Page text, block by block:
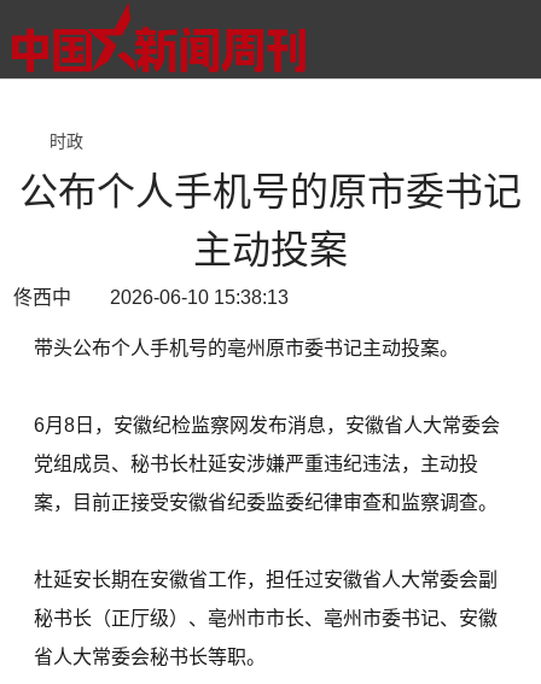
时政
公布个人手机号的原市委书记
主动投案
佟西中 2026-06-10 15:38:13
带头公布个人手机号的亳州原市委书记主动投案。
6月8日，安徽纪检监察网发布消息，安徽省人大常委会
党组成员、秘书长杜延安涉嫌严重违纪违法，主动投
案，目前正接受安徽省纪委监委纪律审查和监察调查。
杜延安长期在安徽省工作，担任过安徽省人大常委会副
秘书长（正厅级）、亳州市市长、亳州市委书记、安徽
省人大常委会秘书长等职。